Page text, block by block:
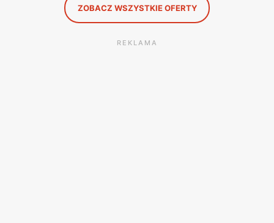
ZOBACZ WSZYSTKIE OFERTY
REKLAMA